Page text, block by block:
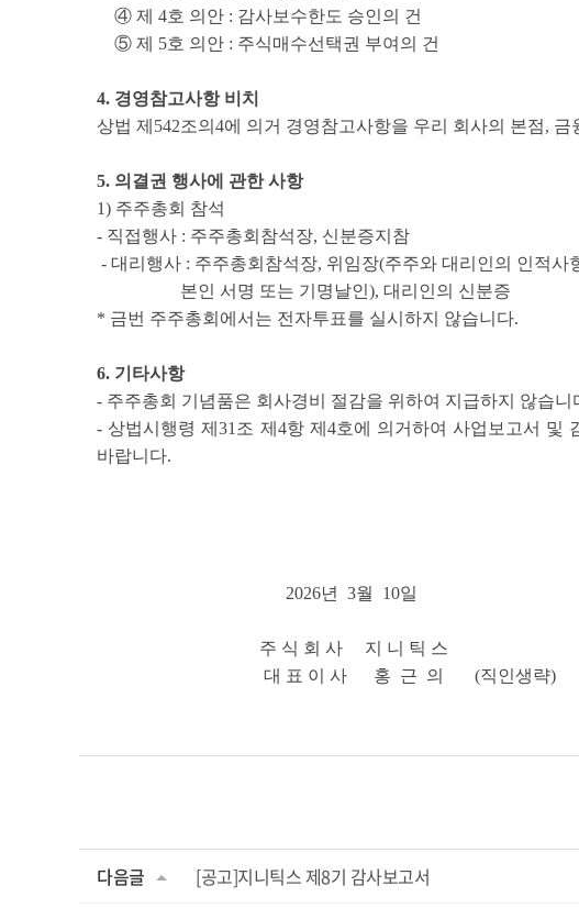
④ 제 4호 의안 : 감사보수한도 승인의 건
⑤ 제 5호 의안 : 주식매수선택권 부여의 건
4. 경영참고사항 비치
상법 제542조의4에 의거 경영참고사항을 우리 회사의 본점,
5. 의결권 행사에 관한 사항
1) 주주총회 참석
- 직접행사 : 주주총회참석장, 신분증지참
- 대리행사 : 주주총회참석장, 위임장(주주와 대리인의 인적사
본인 서명 또는 기명날인), 대리인의 신분증
* 금번 주주총회에서는 전자투표를 실시하지 않습니다.
6. 기타사항
- 주주총회 기념품은 회사경비 절감을 위하여 지급하지 않습니
- 상법시행령 제31조 제4항 제4호에 의거하여 사업보고서 및
바랍니다.
2026년 3월 10일
주 식 회 사 지 니 틱 스
대 표 이 사 홍 근 의 (직인생략)
다음글 [공고]지니틱스 제8기 감사보고서